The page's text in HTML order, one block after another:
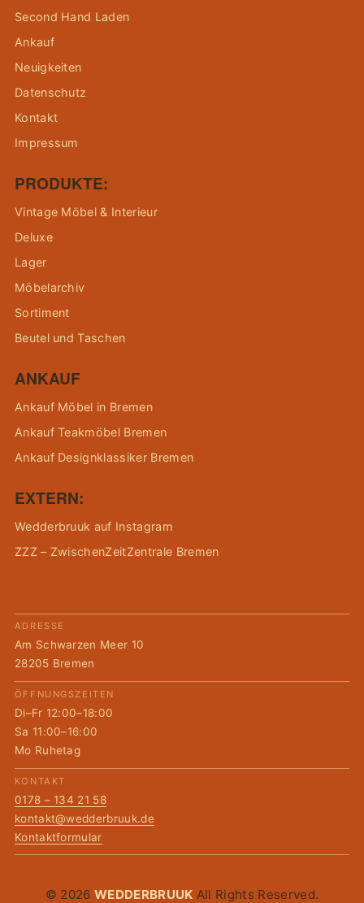
Second Hand Laden
Ankauf
Neuigkeiten
Datenschutz
Kontakt
Impressum
PRODUKTE:
Vintage Möbel & Interieur
Deluxe
Lager
Möbelarchiv
Sortiment
Beutel und Taschen
ANKAUF
Ankauf Möbel in Bremen
Ankauf Teakmöbel Bremen
Ankauf Designklassiker Bremen
EXTERN:
Wedderbruuk auf Instagram
ZZZ – ZwischenZeitZentrale Bremen
ADRESSE
Am Schwarzen Meer 10
28205 Bremen
ÖFFNUNGSZEITEN
Di–Fr 12:00–18:00
Sa 11:00–16:00
Mo Ruhetag
KONTAKT
0178 – 134 21 58
kontakt@wedderbruuk.de
Kontaktformular
© 2026 WEDDERBRUUK All Rights Reserved.